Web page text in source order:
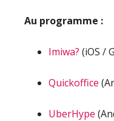
Au programme :
Imiwa? (iOS /
Quickoffice
UberHype